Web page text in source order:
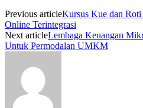
Previous articleKursus Kue dan
Online Terintegrasi
Next articleLembaga Keuangan
Untuk Permodalan UMKM